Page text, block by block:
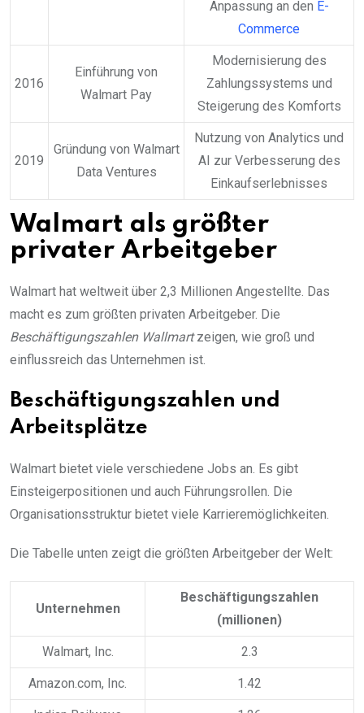
Anpassung an den E-
Commerce
2016
Einführung von
Walmart Pay
Modernisierung des
Zahlungssystems und
Steigerung des Komforts
2019
Gründung von Walmart
Data Ventures
Nutzung von Analytics und
AI zur Verbesserung des
Einkaufserlebnisses
Walmart als größter
privater Arbeitgeber
Walmart hat weltweit über 2,3 Millionen Angestellte. Das
macht es zum größten privaten Arbeitgeber. Die
Beschäftigungszahlen Wallmartzeigen, wie groß und
einflussreich das Unternehmen ist.
Beschäftigungszahlen und
Arbeitsplätze
Walmart bietet viele verschiedene Jobs an. Es gibt
Einsteigerpositionen und auch Führungsrollen. Die
Organisationsstruktur bietet viele Karrieremöglichkeiten.
Die Tabelle unten zeigt die größten Arbeitgeber der Welt:
Unternehmen
Beschäftigungszahlen
(millionen)
Walmart, Inc. 2.3
Amazon.com, Inc. 1.42